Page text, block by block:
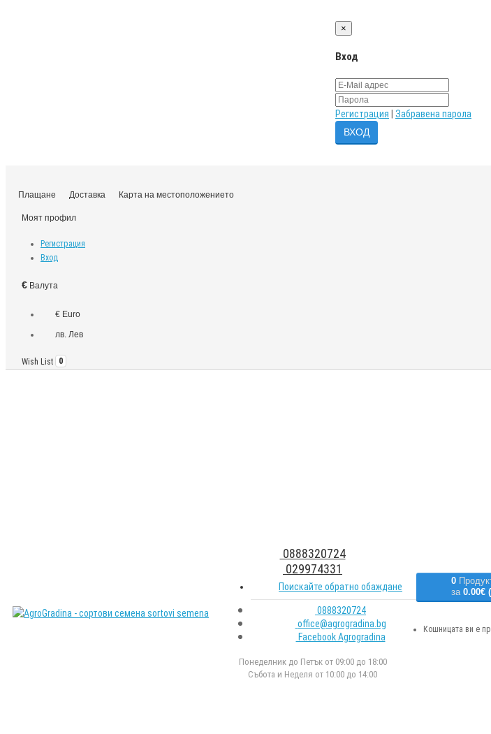
×
Вход
Регистрация Забравена парола
Плащане Доставка Карта на местоположението
Моят профил
Регистрация
Вход
€ Валута
€ Euro
лв. Лев
Wish List 0
0888320724
029974331
Поискайте обратно обаждане
0888320724
office@agrogradina.bg
Facebook Agrogradina
Понеделник до Петък от 09:00 до 18:00
Събота и Неделя от 10:00 до 14:00
0
за 0.00€
Кошницата ви е